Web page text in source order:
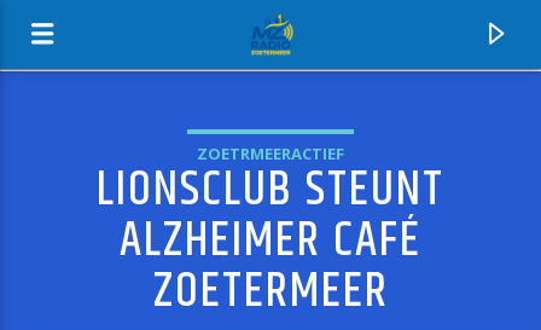
MZ-RADIO
ZOETRMEERACTIEF
LIONSCLUB STEUNT
ALZHEIMER CAFÉ
ZOETERMEER